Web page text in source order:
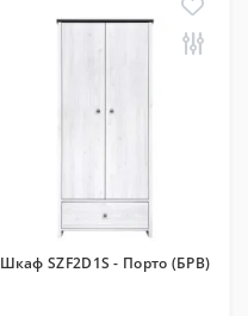
Шкаф SZF2D1S - Порто (БРВ)